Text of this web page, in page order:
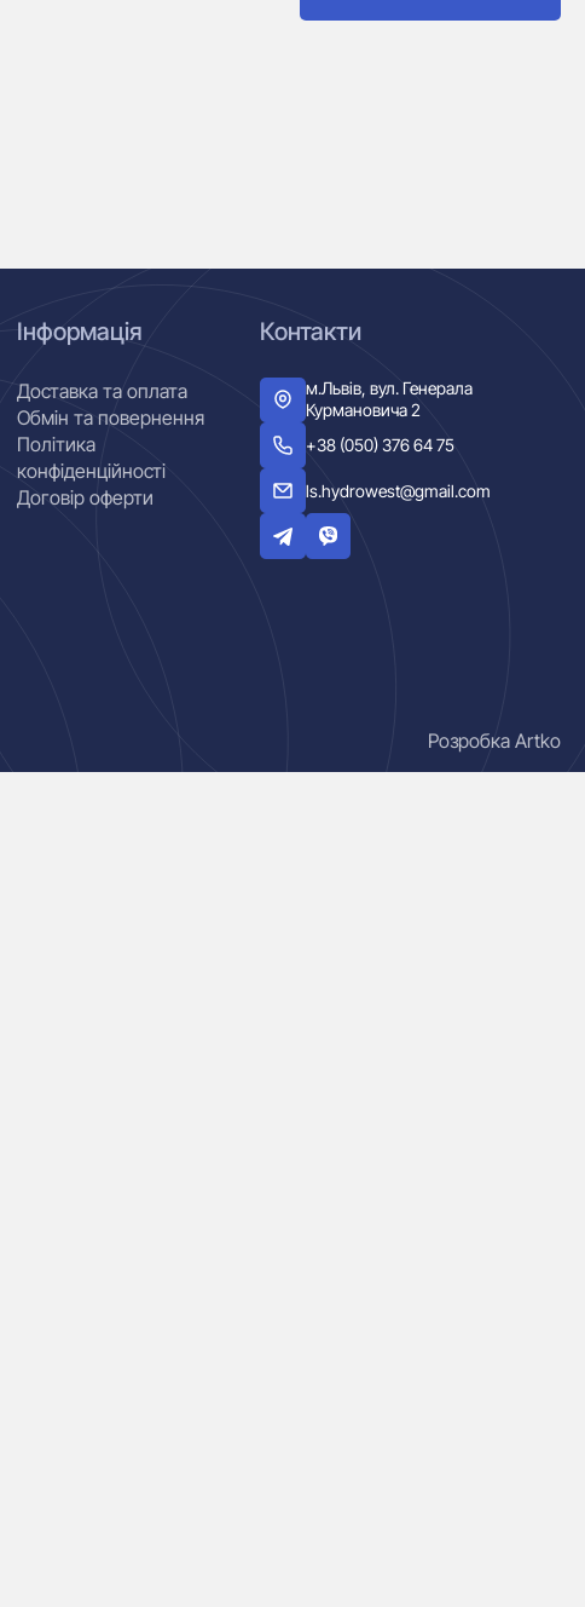
Інформація
Доставка та оплата
Обмін та повернення
Політика
конфіденційності
Договір оферти
Контакти
м.Львів, вул. Генерала
Курмановича 2
+38 (050) 376 64 75
ls.hydrowest@gmail.com
Розробка Artko